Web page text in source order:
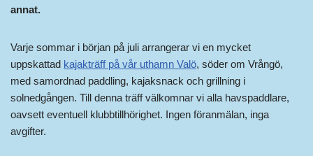
annat.
Varje sommar i början på juli arrangerar vi en mycket
uppskattad kajakträff på vår uthamn Valö, söder om Vrångö,
med samordnad paddling, kajaksnack och grillning i
solnedgången. Till denna träff välkomnar vi alla havspaddlare,
oavsett eventuell klubbtillhörighet. Ingen föranmälan, inga
avgifter.